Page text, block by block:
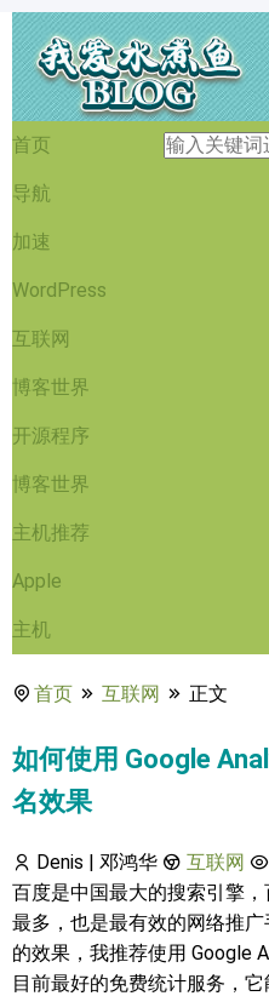
首页
导航
加速
WordPress
互联网
博客世界
开源程序
博客世界
主机推荐
Apple
主机
首页 互联网 正文
如何使用 Google
名效果
Denis | 邓鸿华 互联网
百度是中国最大的搜索引擎
最多，也是最有效的网络推
的效果，我推荐使用 Google
目前最好的免费统计服务，